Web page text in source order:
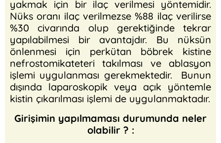
yakmak için bir ilaç verilmesi yöntemidir.
Nüks oranı ilaç verilmezse %88 ilaç verilirse
%30 civarında olup gerektiğinde tekrar
yapılabilmesi bir avantajdır. Bu nüksün
önlenmesi için perkütan böbrek kistine
nefrostomikateteri takılması ve ablasyon
işlemi uygulanması gerekmektedir. Bunun
dışında laparoskopik veya açık yöntemle
kistin çıkarılması işlemi de uygulanmaktadır.
Girişimin yapılmaması durumunda neler
olabilir ? :